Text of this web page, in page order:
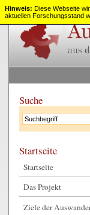
Auswanderung
aus
Rheinland-
Pfalz
Suche
Startseite
Startseite
Das Projekt
Ziele der
Hinweis: Diese Webseite
aktuellen Forschungsstand